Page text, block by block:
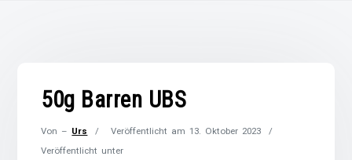
50g Barren UBS
Von – Urs Veröffentlicht am13. Oktober 2023
Veröffentlicht unter